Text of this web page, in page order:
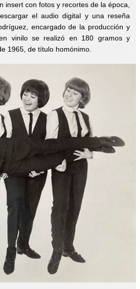
insert con fotos y recortes de la época,
el audio digital y una reseña
encargado de la producción y
vinilo se realizó en 180 gramos y
1965, de título homónimo.